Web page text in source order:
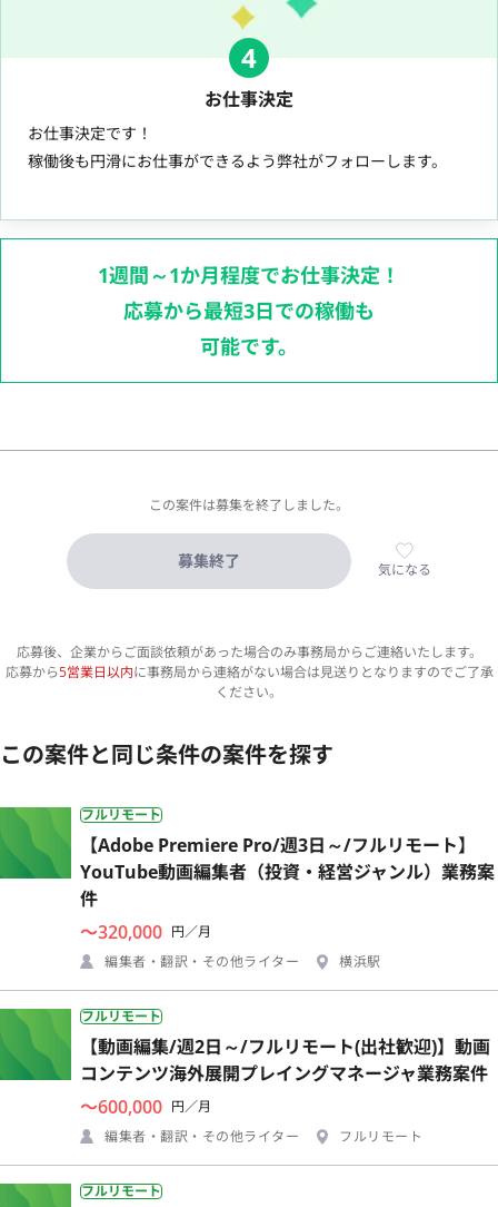
4
お仕事決定
お仕事決定です！
稼働後も円滑にお仕事ができるよう弊社がフォローします。
1週間～1か月程度でお仕事決定！
応募から最短3日での稼働も
可能です。
この案件は募集を終了しました。
募集終了 気になる
応募後、企業からご面談依頼があった場合のみ事務局からご連絡いたします。
応募から5営業日以内に事務局から連絡がない場合は見送りとなりますのでご了承
ください。
この案件と同じ条件の案件を探す
フルリモート
【Adobe Premiere Pro/週3日～/フルリモート】
YouTube動画編集者（投資・経営ジャンル）業務案
件
〜320,000 円／月
編集者・翻訳・その他ライター
横浜駅
フルリモート
【動画編集/週2日～/フルリモート(出社歓迎)】動画
コンテンツ海外展開プレイングマネージャ業務案件
〜600,000 円／月
編集者・翻訳・その他ライター
フルリモート
フルリモート